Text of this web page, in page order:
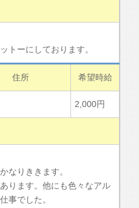
トーにしております。
住所 希望時給
2,000円
なりききます。
ります。他にも色々なアル
事でした。